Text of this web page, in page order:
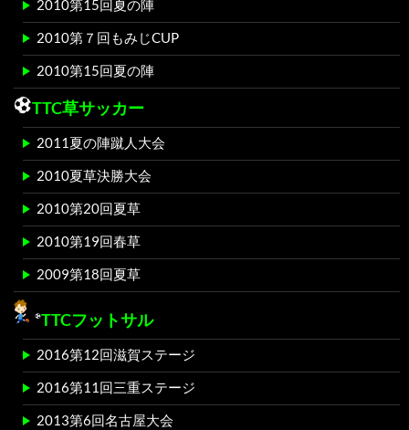
2010第15回夏の陣
2010第７回もみじCUP
2010第15回夏の陣
TTC草サッカー
2011夏の陣蹴人大会
2010夏草決勝大会
2010第20回夏草
2010第19回春草
2009第18回夏草
TTCフットサル
2016第12回滋賀ステージ
2016第11回三重ステージ
2013第6回名古屋大会